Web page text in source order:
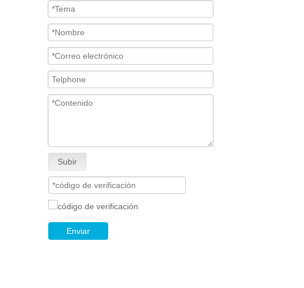
Subir
Enviar